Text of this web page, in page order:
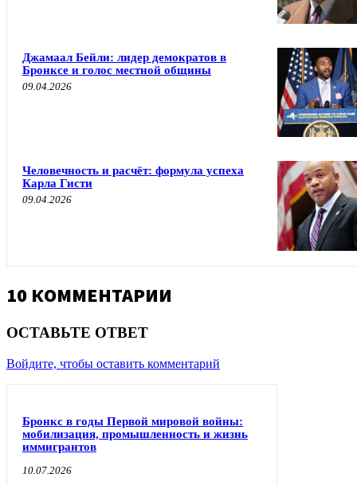
Джамаал Бейли: лидер демократов в
Бронксе и голос местной общины
09.04.2026
Человечность и расчёт: формула успеха
Карла Гисти
09.04.2026
10 КОММЕНТАРИИ
ОСТАВЬТЕ ОТВЕТ
Войдите, чтобы оставить комментарий
Бронкс в годы Первой мировой войны:
мобилизация, промышленность и жизнь
иммигрантов
10.07.2026